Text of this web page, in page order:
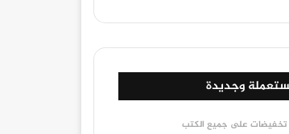
وجديدة
تخفيضات على جميع الكتب